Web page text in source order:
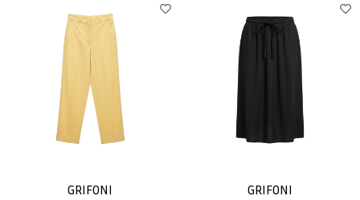
GRIFONI GRIFONI